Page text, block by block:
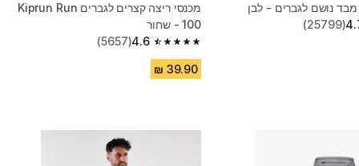
נושם לגברים - לבן
(25799)
מכנסי ריצה קצרים לגברים Kiprun Run
100 - שחור
4.6
4.6 out of 5 stars from 5657 reviews
(5657)